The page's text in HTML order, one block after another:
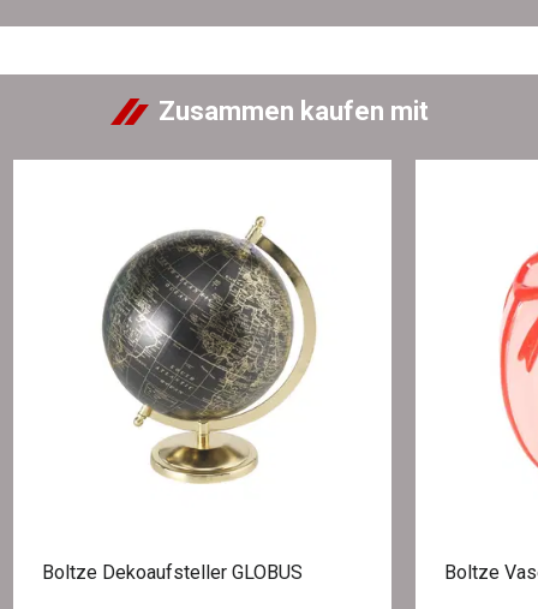
Zusammen kaufen mit
Boltze Dekoaufsteller GLOBUS Boltze